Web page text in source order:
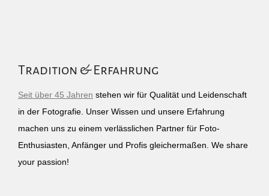
Tradition & Erfahrung
Seit über 45 Jahren stehen wir für Qualität und Leidenschaft
in der Fotografie. Unser Wissen und unsere Erfahrung
machen uns zu einem verlässlichen Partner für Foto-
Enthusiasten, Anfänger und Profis gleichermaßen. We share
your passion!